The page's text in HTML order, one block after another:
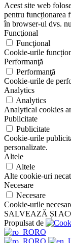
Acest site web
pentru funcționarea
în browser-ul dvs.
Funcţional
Funcţional
Cookie-urile
Performanţă
Performanţă
Cookie-urile de
Analytics
Analytics
Analytical cookies
Publicitate
Publicitate
Cookie-urile
personalizate.
Altele
Altele
Alte cookie-uri
Necesare
Necesare
Cookie-urile
SALVEAZĂ ȘI
Propulsat de
RO
RO